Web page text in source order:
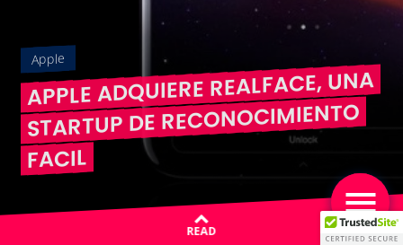
Apple
APPLE ADQUIERE REALFACE, UNA
STARTUP DE RECONOCIMIENTO
FACIL
READ